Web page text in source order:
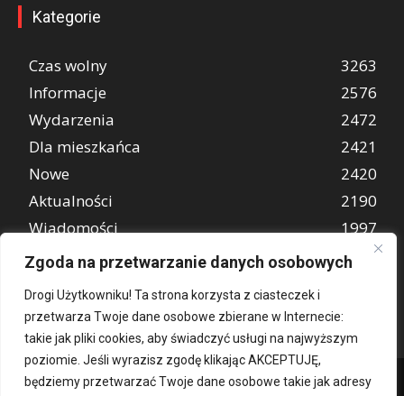
Zgoda na przetwarzanie danych osobowych
Drogi Użytkowniku! Ta strona korzysta z ciasteczek i
przetwarza Twoje dane osobowe zbierane w Internecie:
takie jak pliki cookies, aby świadczyć usługi na najwyższym
poziomie. Jeśli wyrazisz zgodę klikając AKCEPTUJĘ,
będziemy przetwarzać Twoje dane osobowe takie jak adresy
Kategorie
Czas wolny
3263
Informacje
2576
Wydarzenia
2472
Dla mieszkańca
2421
Nowe
2420
Aktualności
2190
Wiadomości
1997
REKLAMA
849